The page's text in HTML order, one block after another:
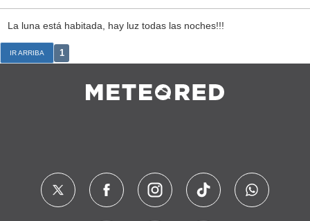
La luna está habitada, hay luz todas las noches!!!
IR ARRIBA 1